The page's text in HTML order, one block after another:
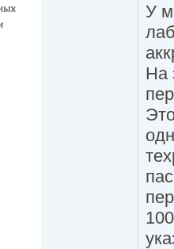
У
На